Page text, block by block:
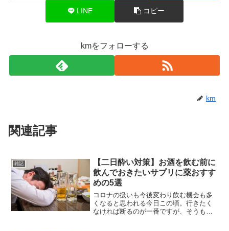
LINE コピー
kmをフォローする
km
関連記事
雑記
【二日酔い対策】お酒を飲む前に
飲んでおきたいサプリに薬おすす
めの5選
コロナの扱いも今後変わり飲む機会も多
くなると思われる今日この頃。行きたく
なければ断るのが一番ですが、そうもい